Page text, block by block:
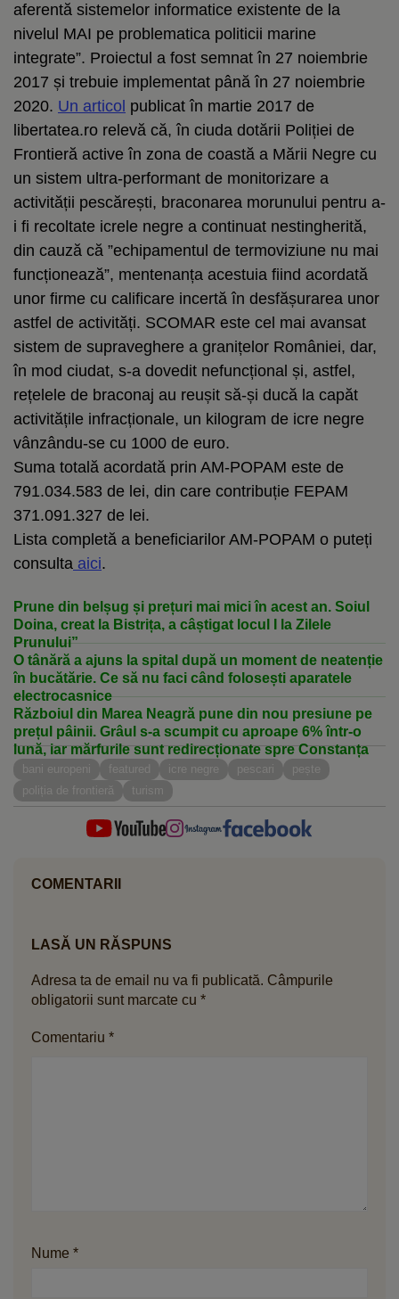
aferentă sistemelor informatice existente de la
nivelul MAI pe problematica politicii marine
integrate”. Proiectul a fost semnat în 27 noiembrie
2017 și trebuie implementat până în 27 noiembrie
2020. Un articol publicat în martie 2017 de
libertatea.ro relevă că, în ciuda dotării Poliției de
Frontieră active în zona de coastă a Mării Negre cu
un sistem ultra-performant de monitorizare a
activității pescărești, braconarea morunului pentru a-
i fi recoltate icrele negre a continuat nestingherită,
din cauză că ”echipamentul de termoviziune nu mai
funcționează”, mentenanța acestuia fiind acordată
unor firme cu calificare incertă în desfășurarea unor
astfel de activități. SCOMAR este cel mai avansat
sistem de supraveghere a granițelor României, dar,
în mod ciudat, s-a dovedit nefuncțional și, astfel,
rețelele de braconaj au reușit să-și ducă la capăt
activitățile infracționale, un kilogram de icre negre
vânzându-se cu 1000 de euro.
Suma totală acordată prin AM-POPAM este de
791.034.583 de lei, din care contribuție FEPAM
371.091.327 de lei.
Lista completă a beneficiarilor AM-POPAM o puteți
consulta aici.
Prune din belșug și prețuri mai mici în acest an. Soiul
Doina, creat la Bistrița, a câștigat locul I la Zilele
Prunului”
O tânără a ajuns la spital după un moment de neatenție
în bucătărie. Ce să nu faci când folosești aparatele
electrocasnice
Războiul din Marea Neagră pune din nou presiune pe
prețul pâinii. Grâul s-a scumpit cu aproape 6% într-o
lună, iar mărfurile sunt redirecționate spre Constanța
bani europeni featured icre negre pescari
pește
poliția de frontieră
turism
COMENTARII
LASĂ UN RĂSPUNS
Adresa ta de email nu va fi publicată. Câmpurile
obligatorii sunt marcate cu *
Comentariu *
Nume *